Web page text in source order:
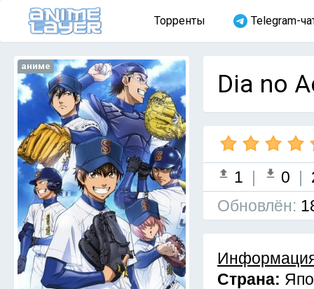
Торренты Telegram-
аниме
Dia no
1 | 0 |
Обновлён:
Страна: